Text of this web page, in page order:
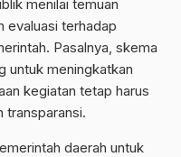
menilai temuan
evaluasi terhadap
Pasalnya, skema
untuk meningkatkan
kegiatan tetap harus
transparansi.
daerah untuk